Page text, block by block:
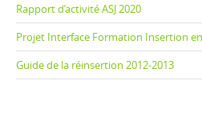
Rapport d’activité ASJ 2020
Projet Interface Formation Insertion
Guide de la réinsertion 2012-2013